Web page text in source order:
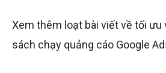
Xem thêm loạt bài viết về tối ưu
sách chạy quảng cáo Google